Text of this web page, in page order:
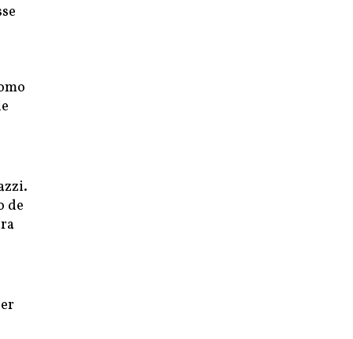
de